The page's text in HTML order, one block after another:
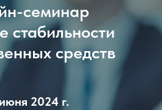
семинар
стабильности
средств
2024 г.